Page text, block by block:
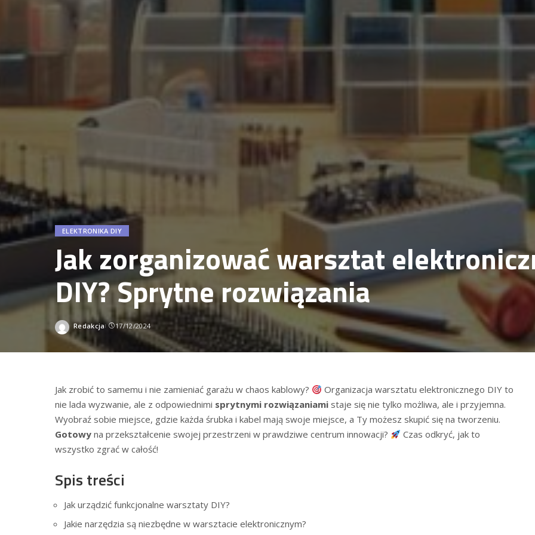
ELEKTRONIKA DIY
Jak zorganizować warsztat
DIY? Sprytne rozwiązania
Wysłany
przez
Redakcja 17/12/2024
Jak zrobić to samemu i nie zamieniać garażu ‌w chaos kablowy? ‍
Organizacja warsztatu elektronicznego ‌DIY to
nie lada wyzwanie, ale z odpowiednimi sprytnymi ⁣rozwiązaniami staje się nie tylko możliwa, ale i przyjemna.
Wyobraź ⁣sobie miejsce, gdzie każda śrubka i ⁢kabel mają ⁢swoje ‌miejsce, a Ty możesz skupić się na tworzeniu.
Gotowy na⁤ przekształcenie swojej przestrzeni w prawdziwe centrum innowacji?⁤
Czas odkryć, jak to
wszystko zgrać w całość!
Spis treści
Jak urządzić funkcjonalne warsztaty DIY?
Jakie narzędzia są niezbędne w warsztacie elektronicznym?